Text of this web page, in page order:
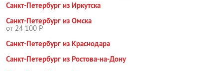
Санкт-Петербург из Иркутска
Санкт-Петербург из Омска
от 24 100 Р
Санкт-Петербург из Краснодара
Санкт-Петербург из Ростова-на-Дону